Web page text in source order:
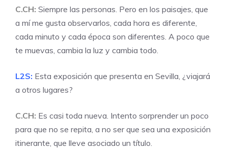
C.CH: Siempre las personas. Pero en los paisajes, que
a mí me gusta observarlos, cada hora es diferente,
cada minuto y cada época son diferentes. A poco que
te muevas, cambia la luz y cambia todo.
L2S: Esta exposición que presenta en Sevilla, ¿viajará
a otros lugares?
C.CH: Es casi toda nueva. Intento sorprender un poco
para que no se repita, a no ser que sea una exposición
itinerante, que lleve asociado un título.